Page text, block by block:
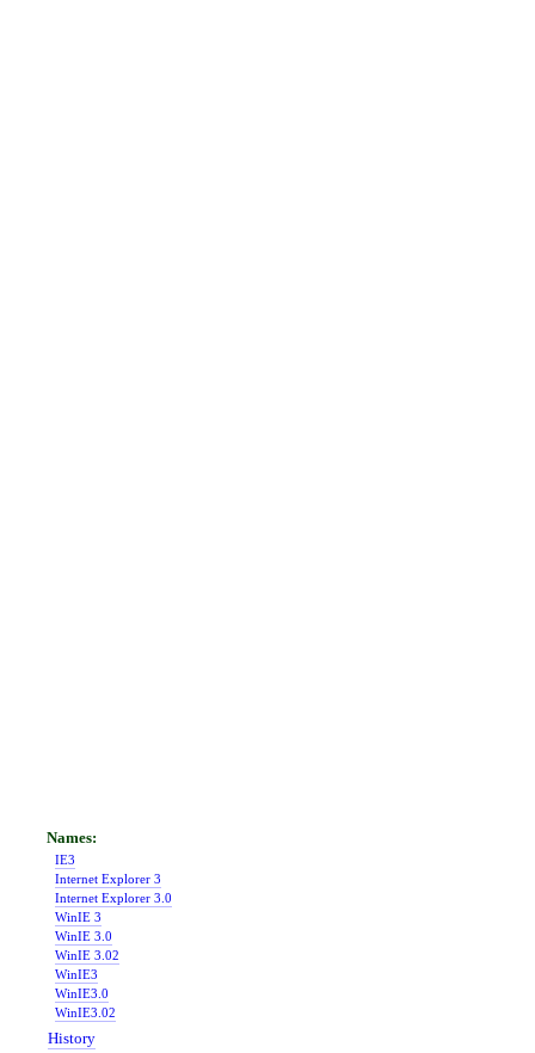
IE3
Internet Explorer 3
Internet Explorer 3.0
WinIE 3
WinIE 3.0
WinIE 3.02
WinIE3
WinIE3.0
WinIE3.02
History